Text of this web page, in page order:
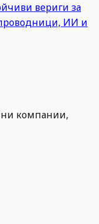
вериги за
ИИ и
компании,